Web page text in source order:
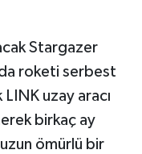
Stargazer
roketi serbest
uzay aracı
birkaç ay
ömürlü bir